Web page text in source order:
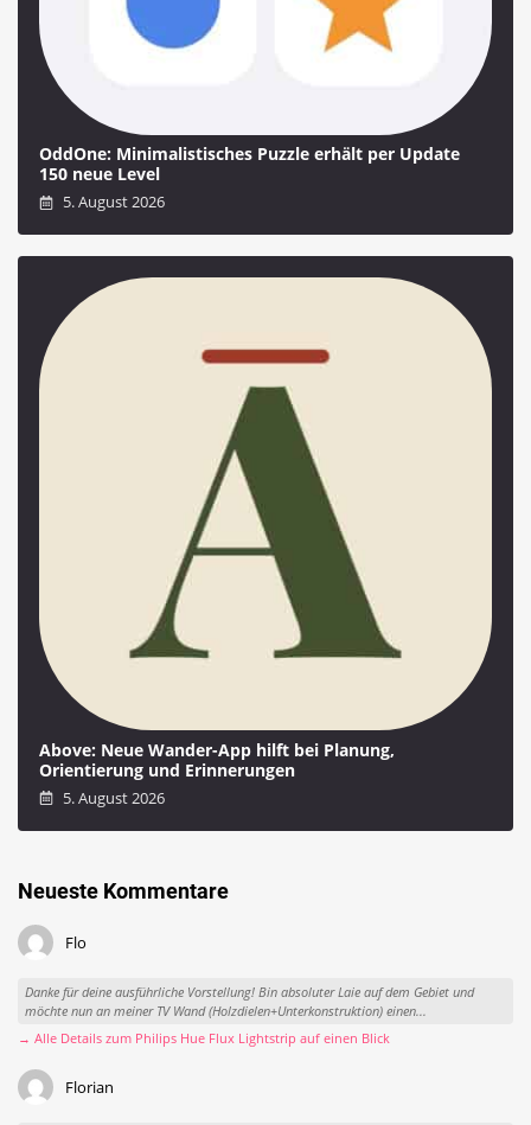
OddOne: Minimalistisches Puzzle erhält per Update
150 neue Level
5. August 2026
Above: Neue Wander-App hilft bei Planung,
Orientierung und Erinnerungen
5. August 2026
Neueste Kommentare
Flo
Danke für deine ausführliche Vorstellung! Bin absoluter Laie auf dem Gebiet und
möchte nun an meiner TV Wand (Holzdielen+Unterkonstruktion) einen...
→ Alle Details zum Philips Hue Flux Lightstrip auf einen Blick
Florian